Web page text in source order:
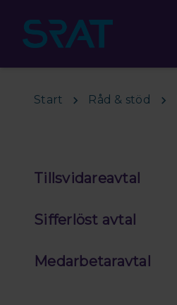
Start Råd & stöd
Tillsvidareavtal
Sifferlöst avtal
Medarbetaravtal